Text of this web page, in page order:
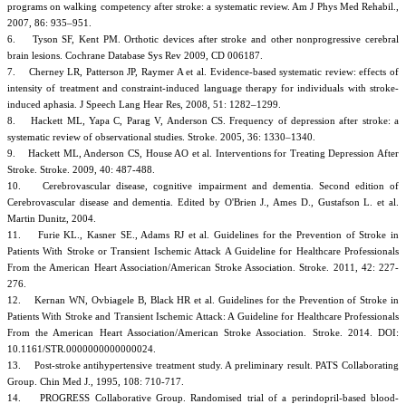
programs on walking competency after stroke: a systematic review. Am J Phys Med Rehabil.,
2007, 86: 935–951.
6. Tyson SF, Kent PM. Orthotic devices after stroke and other nonprogressive cerebral
brain lesions. Cochrane Database Sys Rev 2009, CD 006187.
7. Cherney LR, Patterson JP, Raymer A et al. Evidence-based systematic review: effects of
intensity of treatment and constraint-induced language therapy for individuals with stroke-
induced aphasia. J Speech Lang Hear Res, 2008, 51: 1282–1299.
8. Hackett ML, Yapa C, Parag V, Anderson CS. Frequency of depression after stroke: a
systematic review of observational studies. Stroke. 2005, 36: 1330–1340.
9. Hackett ML, Anderson CS, House AO et al. Interventions for Treating Depression After
Stroke. Stroke. 2009, 40: 487-488.
10. Cerebrovascular disease, cognitive impairment and dementia. Second edition of
Cerebrovascular disease and dementia. Edited by O'Brien J., Ames D., Gustafson L. еt al.
Martin Dunitz, 2004.
11. Furie KL., Kasner SE., Adams RJ et al. Guidelines for the Prevention of Stroke in
Patients With Stroke or Transient Ischemic Attack A Guideline for Healthcare Professionals
From the American Heart Association/American Stroke Association. Stroke. 2011, 42: 227-
276.
12. Kernan WN, Ovbiagele B, Black HR et al. Guidelines for the Prevention of Stroke in
Patients With Stroke and Transient Ischemic Attack: A Guideline for Healthcare Professionals
From the American Heart Association/American Stroke Association. Stroke. 2014. DOI:
10.1161/STR.0000000000000024.
13. Post-stroke antihypertensive treatment study. A preliminary result. PATS Collaborating
Group. Chin Med J., 1995, 108: 710-717.
14. PROGRESS Collaborative Group. Randomised trial of a perindopril-based blood-